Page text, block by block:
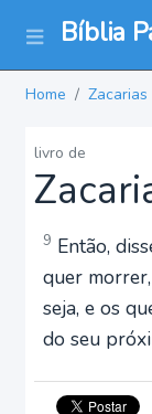
Bíblia
Home Zacarias
livro de
9 Então,
quer
seja, e os
do seu